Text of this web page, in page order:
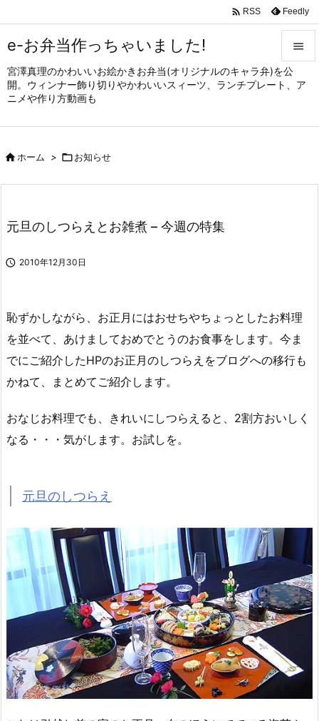
e-お弁当作っちゃいました!
宮澤真理のかわいいお絵かきお弁当(オリジナルのキャラ弁)を公
開。ウィンナー飾り切りやかわいいスィーツ、ランチプレート、ア
ニメや作り方動画も


メニュ
サイド

 RSS Feedly
ホーム > お知らせ
元旦のしつらえとお雑煮 – 今週の特集
 2010年12月30日
恥ずかしながら、お正月にはおせちやちょっとしたお料理
を並べて、あけましておめでとうのお食事をします。今ま
でにご紹介したHPのお正月のしつらえをブログへの移行も
かねて、まとめてご紹介します。
おなじお料理でも、きれいにしつらえると、2割方おいしく
なる・・・気がします。お試しを。
元旦のしつらえ